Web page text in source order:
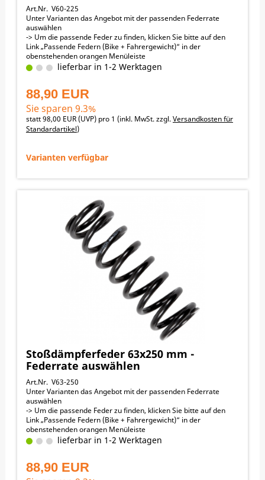
Art.Nr. V60-225
Unter Varianten das Angebot mit der passenden Federrate
auswählen
-> Um die passende Feder zu finden, klicken Sie bitte auf den
Link „Passende Federn (Bike + Fahrergewicht)“ in der
obenstehenden orangen Menüleiste
60 mm Innendurchmesser
KTM 150EXC 2020-2024
KTM 150EXCSIXDAYS 2020-2024
KTM 250EXC 2018-2024
KTM 250EXC_SIX_DAYS 2018-2024
KTM 250EXC-F 2017-2024
KTM 300EXC_SIX_DAYS 2018-2024
KTM 350EXC-F_SIX_DAYS 2017-2024
KTM 450EXC-F 2017-2024
KTM 450EXC-F_SIX_DAYS 2017-2024
KTM 500EXC-F 2017-2024
KTM 500EXC-F_SIX_DAYS 2017-2024
lieferbar in 1-2 Werktagen
88,90 EUR
Sie sparen 9.3%
statt98,00 EUR(UVP) pro 1 (inkl. MwSt. zzgl.Versandkosten für
Standardartikel)
Varianten verfügbar
Stoßdämpferfeder 63x250 mm -
Federrate auswählen
Art.Nr. V63-250
Unter Varianten das Angebot mit der passenden Federrate
auswählen
-> Um die passende Feder zu finden, klicken Sie bitte auf den
Link „Passende Federn (Bike + Fahrergewicht)“ in der
obenstehenden orangen Menüleiste
63 mm Innendurchmesser
KTM 125EXC 2005-2016
KTM 125EXC_SIX_DAYS 2013-2016
lieferbar in 1-2 Werktagen
88,90 EUR